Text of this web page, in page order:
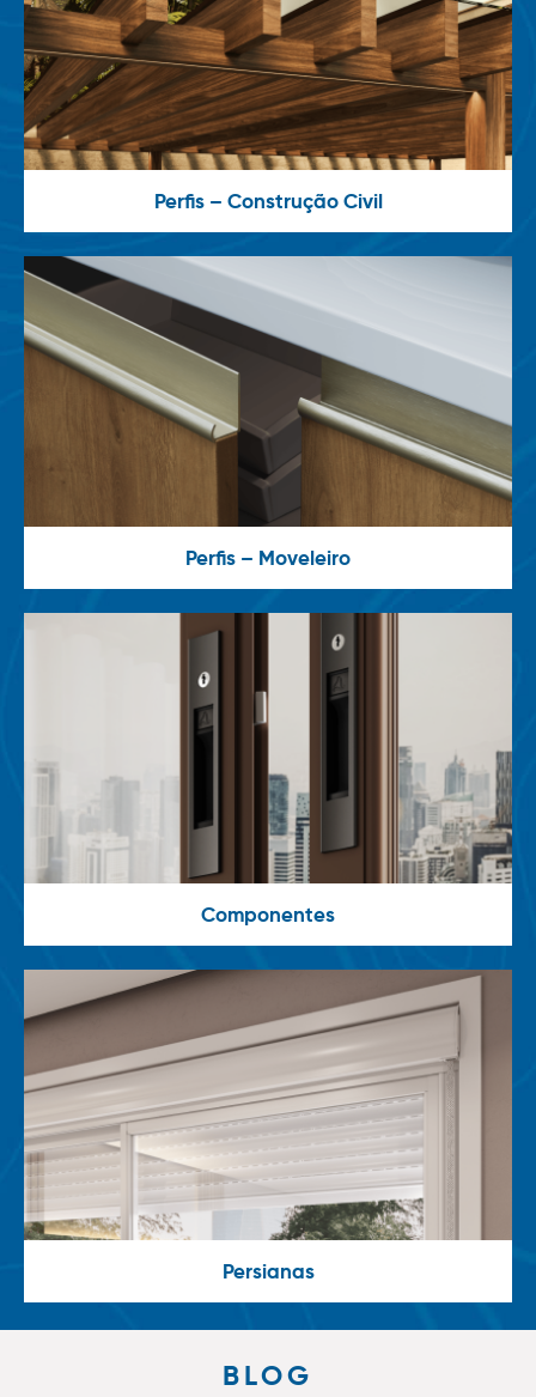
Perfis – Construção Civil
Perfis – Moveleiro
Componentes
Persianas
BLOG